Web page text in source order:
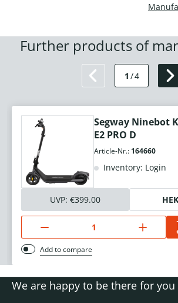
Further products of
1 /4
Segway Ninebot
E2 PRO D
Article-Nr.: 164660
Inventory: Login
UVP: €399.00
Add to compare
We are happy to be there for you